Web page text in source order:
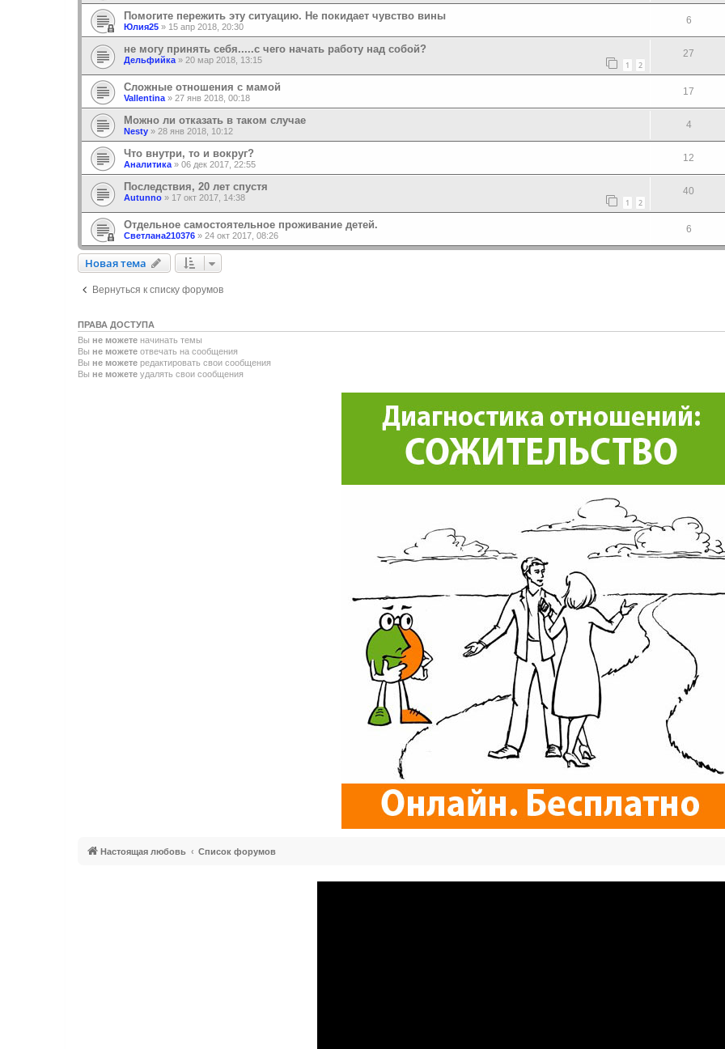
Помогите пережить эту ситуацию. Не покидает чувство вины
Юлия25 » 15 апр 2018, 20:30
6
не могу принять себя.....с чего начать работу над собой?
Дельфийка» 20 мар 2018, 13:15 1 2
27
Сложные отношения с мамой
Vallentina » 27 янв 2018, 00:18
17
Можно ли отказать в таком случае
Nesty » 28 янв 2018, 10:12
4
Что внутри, то и вокруг?
Аналитика » 06 дек 2017, 22:55
12
Последствия, 20 лет спустя
Autunno » 17 окт 2017, 14:38 1 2
40
Отдельное самостоятельное проживание детей.
Светлана210376 » 24 окт 2017, 08:26
6
Новая тема
Новаятема
Вернуться к списку форумов
ПРАВА ДОСТУПА
Вы не можете начинать темы
Вы не можете отвечать на сообщения
Вы не можете редактировать свои сообщения
Вы не можете удалять свои сообщения
Настоящая любовь Список форумов